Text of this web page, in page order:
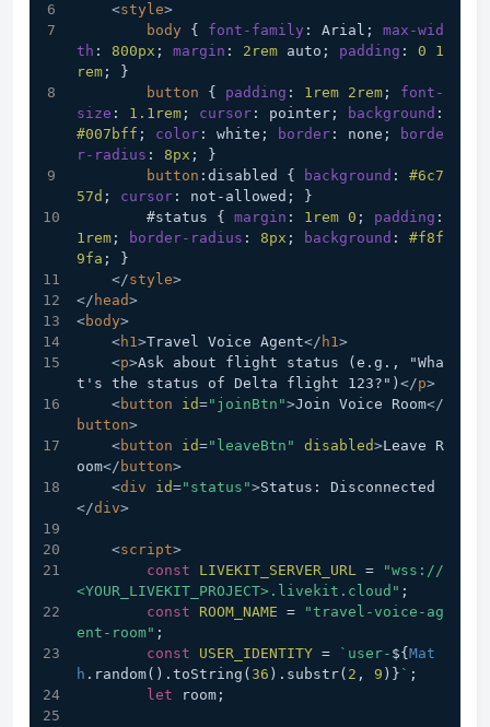
<style>
body { font-family : Arial; max-wid
th : 800px ; margin : 2rem auto; padding : 0
1
rem ; }
button { padding : 1rem 2rem ; font-
size : 1.1rem ; cursor : pointer; background
#007bff ; color : white; border : none;
borde
r-radius : 8px ; }
button :disabled { background : #6c7
57d ; cursor : not-allowed; }
#status { margin : 1rem 0 ; padding
1rem ; border-radius : 8px ; background : #f8f
9fa ; }
</style>
</ head>
<body>
<h1>Travel Voice Agent</ h1>
<p>Ask about flight status (e.g., "Wha
t's the status of Delta flight 123?") </p>
<button id="joinBtn">Join Voice Room</
button>
<button id="leaveBtn" disabled>Leave R
oom</ button>
<div id="status">Status: Disconnected
</div>
<script>
const
LIVEKIT_SERVER_URL =
"wss://
<YOUR_LIVEKIT_PROJECT>.livekit.cloud" ;
const
ROOM_NAME =
"travel-voice-ag
ent-room" ;
const
USER_IDENTITY = `user- ${ Mat
h .random().toString( 36 ).substr( 2 , 9 )} ` ;
let room;